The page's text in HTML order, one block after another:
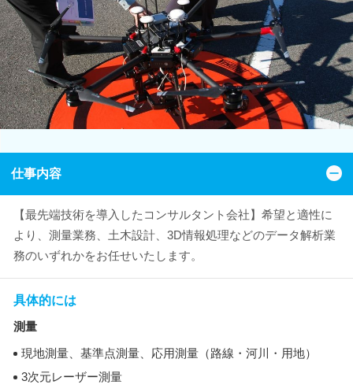
仕事内容
【最先端技術を導入したコンサルタント会社】希望と適性に
より、測量業務、土木設計、3D情報処理などのデータ解析業
務のいずれかをお任せいたします。
具体的には
測量
現地測量、基準点測量、応用測量（路線・河川・用地）
3次元レーザー測量